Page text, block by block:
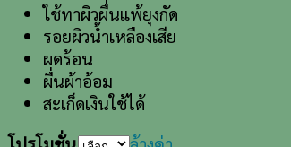
ใช้ทาผิวผื่นแพ้ยุงกัด
รอยผิวน้ำเหลืองเสีย
ผดร้อน
ผื่นผ้าอ้อม
สะเก็ดเงินใช้ได้